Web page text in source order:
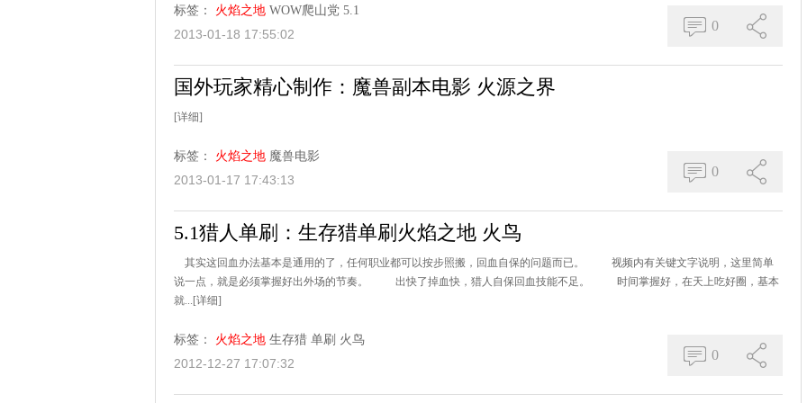
标签： 火焰之地 WOW爬山党 5.1
2013-01-18 17:55:02
0
国外玩家精心制作：魔兽副本电影 火源之界
[详细]
标签： 火焰之地 魔兽电影
2013-01-17 17:43:13
0
5.1猎人单刷：生存猎单刷火焰之地 火鸟
其实这回血办法基本是通用的了，任何职业都可以按步照搬，回血自保的问题而已。 视频内有关键文字说明，这里简单
说一点，就是必须掌握好出外场的节奏。 出快了掉血快，猎人自保回血技能不足。 时间掌握好，在天上吃好圈，基本
就... [详细]
标签： 火焰之地 生存猎 单刷 火鸟
2012-12-27 17:07:32
0